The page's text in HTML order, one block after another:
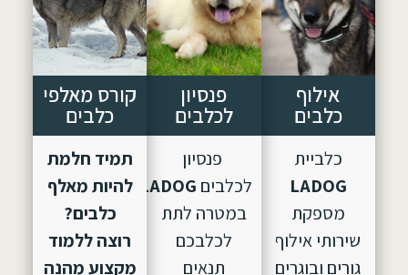
אילוף
כלבים
כלביית
LADOG
מספקת
שירותי אילוף
גורים ובוגרים
פנסיון
לכלבים
פנסיון
לכלבים LADOG, הוקם
במטרה לתת
לכלבכם
תנאים
קורס מאלפי
כלבים
תמיד חלמת
להיות מאלף
כלבים?
רוצה ללמוד
מקצוע מהנה